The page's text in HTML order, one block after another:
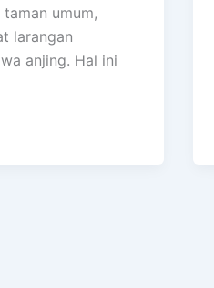
umum,
larangan
anjing. Hal ini